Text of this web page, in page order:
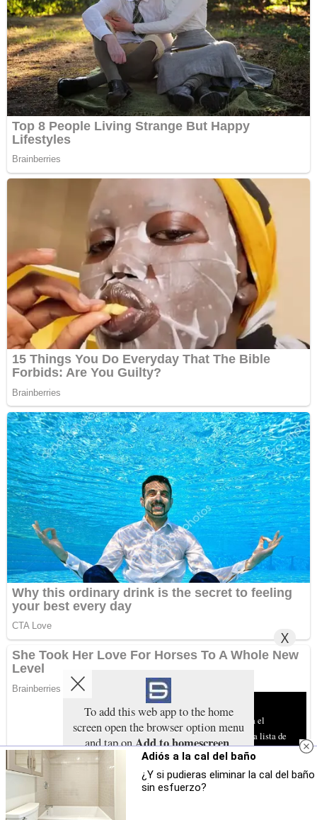
X
Adiós a la cal del baño
¿Y si pudieras eliminar la cal del baño
sin esfuerzo?
Aviso sobre el Uso de cookies:
Utilizamos cookies nuestras y de terceros para el
funcionamiento del digital. Puedes consultar la lista de
cookies y como desconectarlas. Ver nuestra Política de
Privacidad y Cookies
Aceptar Cookies
To add this web app to the home
screen open the browser option menu
and tap onAdd to homescreen.
The menu can be accessed by pressing the
menu hardware button if your device has one,
or by tapping the top right menu icon